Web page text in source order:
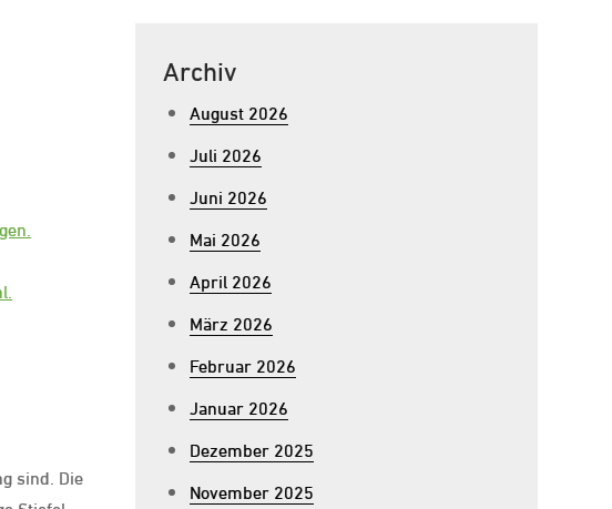
sind. Die
Archiv
August 2026
Juli 2026
Juni 2026
Mai 2026
April 2026
März 2026
Februar 2026
Januar 2026
Dezember 2025
November 2025